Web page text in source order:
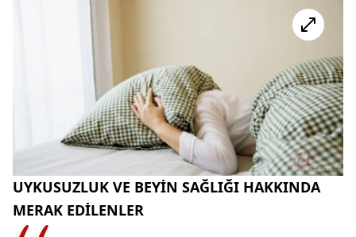
UYKUSUZLUK VE BEYİN SAĞLIĞI HAKKINDA
MERAK EDİLENLER